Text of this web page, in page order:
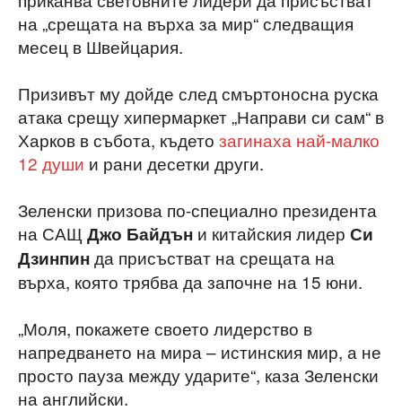
на „срещата на върха за мир“ следващия
месец в Швейцария.
Призивът му дойде след смъртоносна руска
атака срещу хипермаркет „Направи си сам“ в
Харков в събота, където загинаха най-малко
12 души и рани десетки други.
Зеленски призова по-специално президента
на САЩ Джо Байдън и китайския лидер Си
Дзинпинда присъстват на срещата на
върха, която трябва да започне на 15 юни.
„Моля, покажете своето лидерство в
напредването на мира – истинския мир, а не
просто пауза между ударите“, каза Зеленски
на английски.